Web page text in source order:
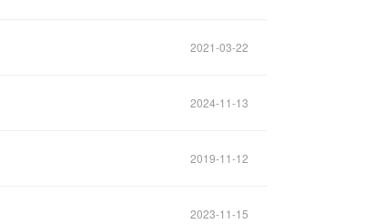
2021-03-22
2024-11-13
2019-11-12
2023-11-15